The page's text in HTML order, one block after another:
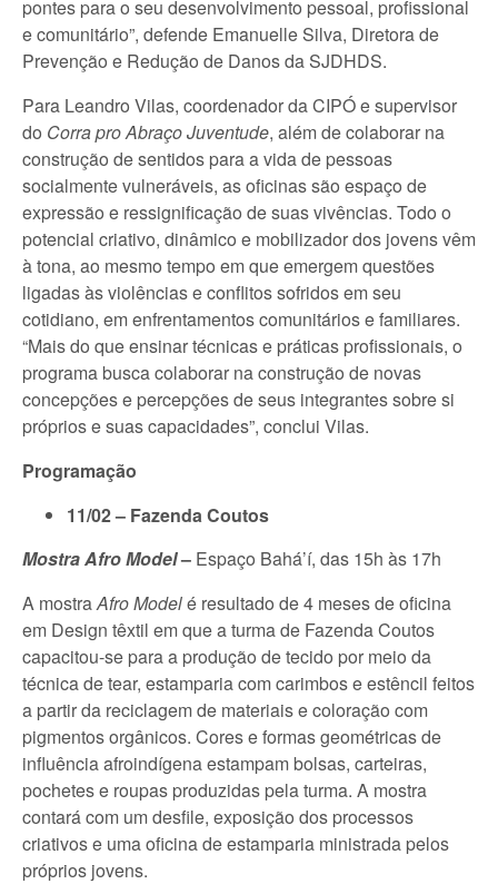
pontes para o seu desenvolvimento pessoal, profissional
e comunitário”, defende Emanuelle Silva, Diretora de
Prevenção e Redução de Danos da SJDHDS.
Para Leandro Vilas, coordenador da CIPÓ e supervisor
do Corra pro Abraço Juventude, além de colaborar na
construção de sentidos para a vida de pessoas
socialmente vulneráveis, as oficinas são espaço de
expressão e ressignificação de suas vivências. Todo o
potencial criativo, dinâmico e mobilizador dos jovens vêm
à tona, ao mesmo tempo em que emergem questões
ligadas às violências e conflitos sofridos em seu
cotidiano, em enfrentamentos comunitários e familiares.
“Mais do que ensinar técnicas e práticas profissionais, o
programa busca colaborar na construção de novas
concepções e percepções de seus integrantes sobre si
próprios e suas capacidades”, conclui Vilas.
Programação
11/02 – Fazenda Coutos
Mostra Afro Model– Espaço Bahá’í, das 15h às 17h
A mostraAfro Modelé resultado de 4 meses de oficina
em Design têxtil em que a turma de Fazenda Coutos
capacitou-se para a produção de tecido por meio da
técnica de tear, estamparia com carimbos e estêncil feitos
a partir da reciclagem de materiais e coloração com
pigmentos orgânicos. Cores e formas geométricas de
influência afroindígena estampam bolsas, carteiras,
pochetes e roupas produzidas pela turma. A mostra
contará com um desfile, exposição dos processos
criativos e uma oficina de estamparia ministrada pelos
próprios jovens.